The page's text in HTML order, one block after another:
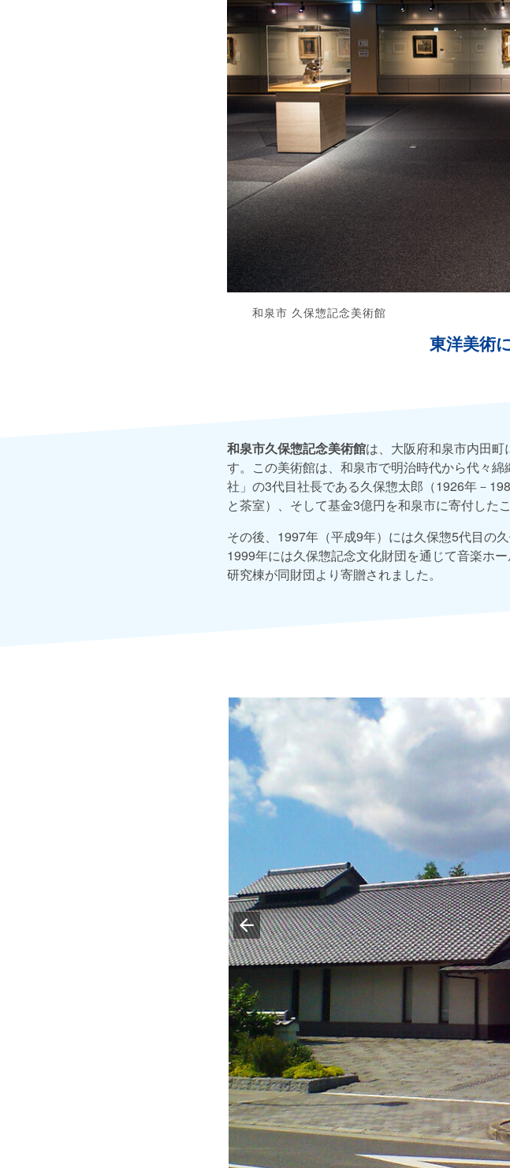
和泉市 久保惣記念美術館
東洋美術
和泉市久保惣記念美術館は、大阪府和泉市内田
す。この美術館は、和泉市で明治時代から代々
社」の3代目社長である久保惣太郎（1926年－
と茶室）、そして基金3億円を和泉市に寄付した
その後、1997年（平成9年）には久保惣5代目の
1999年には久保惣記念文化財団を通じて音楽ホ
研究棟が同財団より寄贈されました。